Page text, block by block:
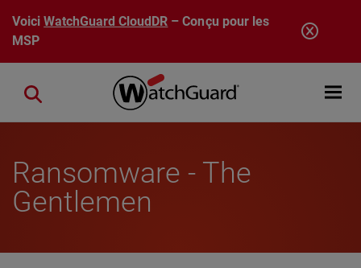
Aller au contenu principal
VoiciWatchGuard CloudDR – Conçu pour les
MSP
Open
Close search
Ransomware - The
Gentlemen